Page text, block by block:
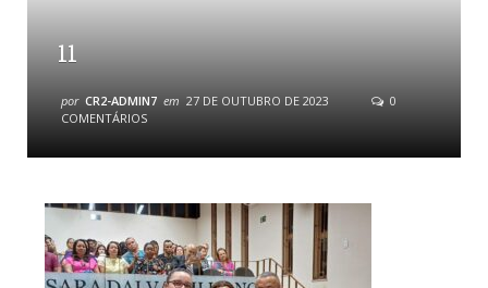
11
por CR2-ADMIN7 em 27 DE OUTUBRO DE 2023
0
COMENTÁRIOS